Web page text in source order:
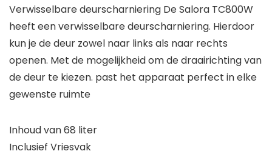
Verwisselbare deurscharniering De Salora TC800W
heeft een verwisselbare deurscharniering. Hierdoor
kun je de deur zowel naar links als naar rechts
openen. Met de mogelijkheid om de draairichting van
de deur te kiezen. past het apparaat perfect in elke
gewenste ruimte
Inhoud van 68 liter
Inclusief Vriesvak